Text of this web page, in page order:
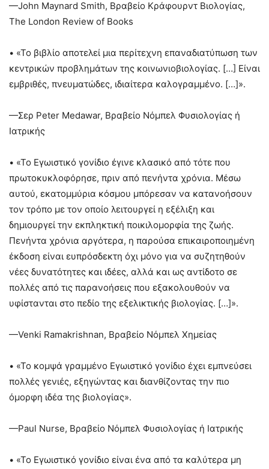
—John Maynard Smith, Βραβείο Κράφουρντ Βιολογίας,
The London Review of Books
• «Το βιβλίο αποτελεί μια περίτεχνη επαναδιατύπωση των
κεντρικών προβλημάτων της κοινωνιοβιολογίας. […] Είναι
εμβριθές, πνευματώδες, ιδιαίτερα καλογραμμένο. […]».
—Σερ Peter Medawar, Βραβείο Νόμπελ Φυσιολογίας ή
Ιατρικής
• «Το Εγωιστικό γονίδιο έγινε κλασικό από τότε που
πρωτοκυκλοφόρησε, πριν από πενήντα χρόνια. Μέσω
αυτού, εκατομμύρια κόσμου μπόρεσαν να κατανοήσουν
τον τρόπο με τον οποίο λειτουργεί η εξέλιξη και
δημιουργεί την εκπληκτική ποικιλομορφία της ζωής.
Πενήντα χρόνια αργότερα, η παρούσα επικαιροποιημένη
έκδοση είναι ευπρόσδεκτη όχι μόνο για να συζητηθούν
νέες δυνατότητες και ιδέες, αλλά και ως αντίδοτο σε
πολλές από τις παρανοήσεις που εξακολουθούν να
υφίστανται στο πεδίο της εξελικτικής βιολογίας. […]».
—Venki Ramakrishnan, Βραβείο Νόμπελ Χημείας
• «Το κομψά γραμμένο Εγωιστικό γονίδιο έχει εμπνεύσει
πολλές γενιές, εξηγώντας και διανθίζοντας την πιο
όμορφη ιδέα της βιολογίας».
—Paul Nurse, Βραβείο Νόμπελ Φυσιολογίας ή Ιατρικής
• «Το Εγωιστικό γονίδιο είναι ένα από τα καλύτερα μη